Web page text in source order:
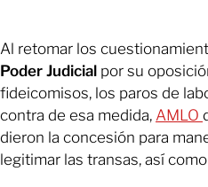
Al retomar los
Poder Judicial por su
fideicomisos, los paros de
contra de esa medida, AMLO
dieron la concesión para
legitimar las transas, así